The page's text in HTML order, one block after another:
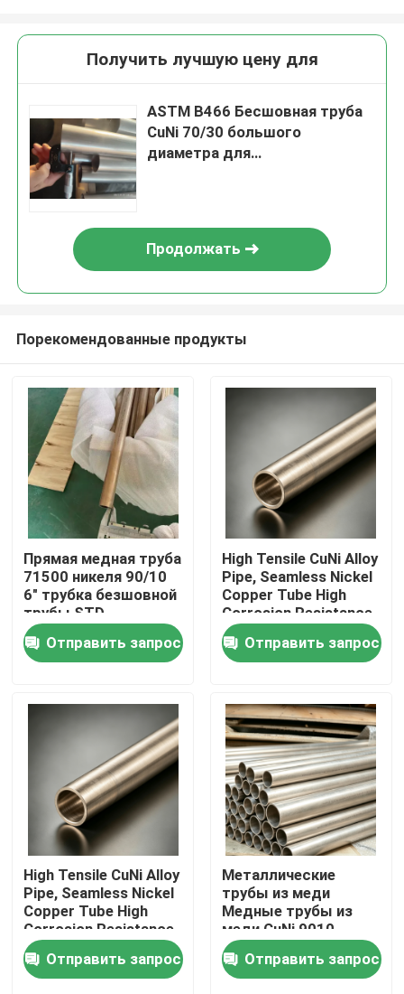
Дом
Товары
О нас
Тур по фабрике
Контроль качества
Свяжитесь с нами
Сделать запрос
Медные штуцеры никеля
Получить лучшую цену для
ASTM B466 Бесшовная труба
CuNi 70/30 большого
диаметра для
Продолжать
Порекомендованные продукты
Прямая медная труба
71500 никеля 90/10
6" трубка безшовной
трубы STD
Отправить запрос
High Tensile CuNi Alloy
Pipe, Seamless Nickel
Copper Tube High
Corrosion Resistance
for Industry
Отправить запрос
High Tensile CuNi Alloy
Pipe, Seamless Nickel
Copper Tube High
Corrosion Resistance
for Heavy Industry
Отправить запрос
Металлические
трубы из меди
Медные трубы из
меди CuNi 9010
C71500 / CuNi 70/30
Медь Никель
Бесшовная труба
Отправить запрос